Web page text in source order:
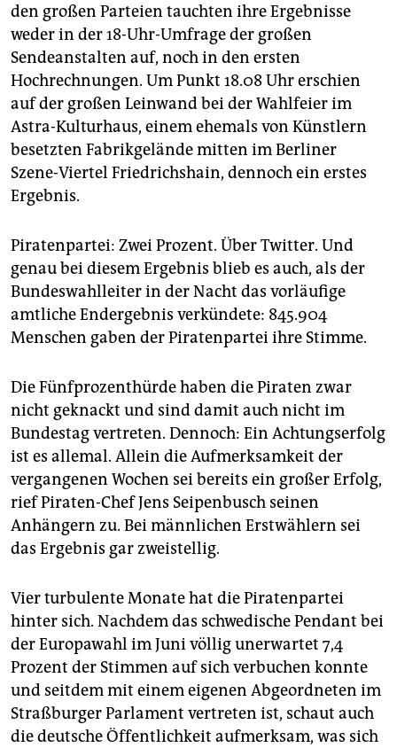
abo
genossenschaft
epaper login
den großen Parteien tauchten ihre Ergebnisse
weder in der 18-Uhr-Umfrage der großen
Sendeanstalten auf, noch in den ersten
Hochrechnungen. Um Punkt 18.08 Uhr erschien
auf der großen Leinwand bei der Wahlfeier im
Astra-Kulturhaus, einem ehemals von Künstlern
besetzten Fabrikgelände mitten im Berliner
Szene-Viertel Friedrichshain, dennoch ein erstes
Ergebnis.
Piratenpartei: Zwei Prozent. Über Twitter. Und
genau bei diesem Ergebnis blieb es auch, als der
Bundeswahlleiter in der Nacht das vorläufige
amtliche Endergebnis verkündete: 845.904
Menschen gaben der Piratenpartei ihre Stimme.
Die Fünfprozenthürde haben die Piraten zwar
nicht geknackt und sind damit auch nicht im
Bundestag vertreten. Dennoch: Ein Achtungserfolg
ist es allemal. Allein die Aufmerksamkeit der
vergangenen Wochen sei bereits ein großer Erfolg,
rief Piraten-Chef Jens Seipenbusch seinen
Anhängern zu. Bei männlichen Erstwählern sei
das Ergebnis gar zweistellig.
Vier turbulente Monate hat die Piratenpartei
hinter sich. Nachdem das schwedische Pendant bei
der Europawahl im Juni völlig unerwartet 7,4
Prozent der Stimmen auf sich verbuchen konnte
und seitdem mit einem eigenen Abgeordneten im
Straßburger Parlament vertreten ist, schaut auch
die deutsche Öffentlichkeit aufmerksam, was sich